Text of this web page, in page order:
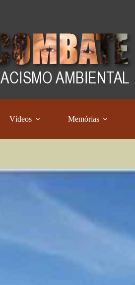
Vídeos Memórias